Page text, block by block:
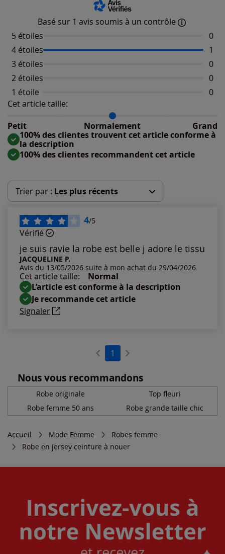
Basé sur 1 avis soumis à un contrôle
5 étoiles
0
4 étoiles
1
3 étoiles
0
2 étoiles
0
1 étoile
0
Cet article taille:
Petit
Normalement Grand
Répartition du taillant selon les avis clients
Taille normalement : 100%
Taille grand : 0%
100% des clientes trouvent cet article conforme à
la description
100% des clientes recommandent cet article
Trier par : Les plus récents
Les plus récents
Les plus anciens
Notes les plus élevées
Notes les plus basses
4/5
Vérifié
je suis ravie la robe est belle j adore le tissu
JACQUELINE P.
Avis du 13/05/2026 suite à mon achat du 29/04/2026
Cet article taille:
Normal
L’article est conforme à la description
Je recommande cet article
Signaler
1
Nous vous recommandons
Robe originale
Top fleuri
Robe femme 50 ans
Robe grande taille chic
Accueil Mode Femme
Robes femme
Robe en jersey ceinture à nouer